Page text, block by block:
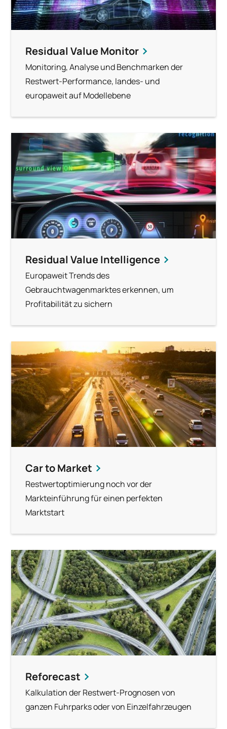
Residual Value Monitor
Monitoring, Analyse und Benchmarken der
Restwert-Performance, landes- und
europaweit auf Modellebene
Residual Value Intelligence
Europaweit Trends des
Gebrauchtwagenmarktes erkennen, um
Profitabilität zu sichern
Car to Market
Restwertoptimierung noch vor der
Markteinführung für einen perfekten
Marktstart
Reforecast
Kalkulation der Restwert-Prognosen von
ganzen Fuhrparks oder von Einzelfahrzeugen